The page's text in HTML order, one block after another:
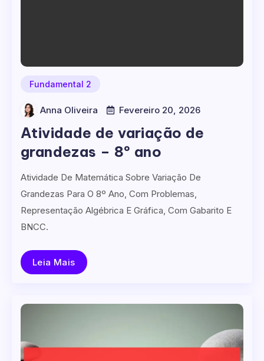
Fundamental 2
Anna Oliveira Fevereiro 20, 2026
Atividade de variação de
grandezas – 8º ano
Atividade De Matemática Sobre Variação De
Grandezas Para O 8º Ano, Com Problemas,
Representação Algébrica E Gráfica, Com Gabarito E
BNCC.
Leia Mais